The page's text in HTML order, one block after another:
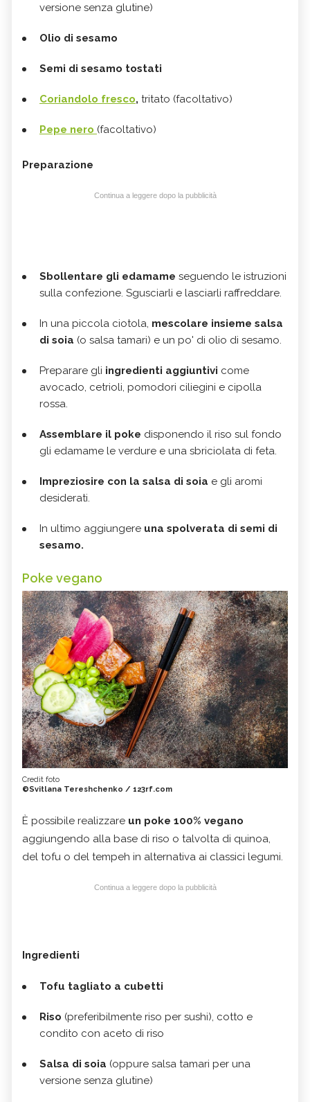
versione senza glutine)
Olio di sesamo
Semi di sesamo tostati
Coriandolo fresco, tritato (facoltativo)
Pepe nero (facoltativo)
Preparazione
Continua a leggere dopo la pubblicità
Sbollentare gli edamame seguendo le istruzioni
sulla confezione. Sgusciarli e lasciarli raffreddare.
In una piccola ciotola, mescolare insieme salsa
di soia (o salsa tamari) e un po' di olio di sesamo.
Preparare gli ingredienti aggiuntivi come
avocado, cetrioli, pomodori ciliegini e cipolla
rossa.
Assemblare il poke disponendo il riso sul fondo
gli edamame le verdure e una sbriciolata di feta.
Impreziosire con la salsa di soia e gli aromi
desiderati.
In ultimo aggiungere una spolverata di semi di
sesamo.
Poke vegano
Credit foto
©Svitlana Tereshchenko / 123rf.com
È possibile realizzare un poke 100% vegano
aggiungendo alla base di riso o talvolta di quinoa,
del tofu o del tempeh in alternativa ai classici legumi.
Continua a leggere dopo la pubblicità
Ingredienti
Tofu tagliato a cubetti
Riso (preferibilmente riso per sushi), cotto e
condito con aceto di riso
Salsa di soia (oppure salsa tamari per una
versione senza glutine)